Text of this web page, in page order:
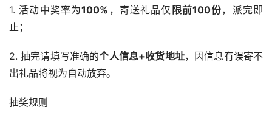
1. 活动中奖率为100% ，寄送礼品仅 限前100份，派完即
止；
2. 抽完请填写准确的个人信息+收货地址，因信息有误寄不
出礼品将视为自动放弃。
抽奖规则